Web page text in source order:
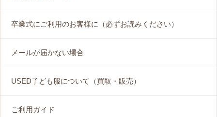
卒業式にご利用のお客様に（必ずお読みください）
メールが届かない場合
USED子ども服について（買取・販売）
ご利用ガイド